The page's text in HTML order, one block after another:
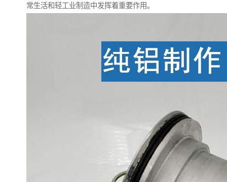
常生活和轻工业制造中发挥着重要作用。